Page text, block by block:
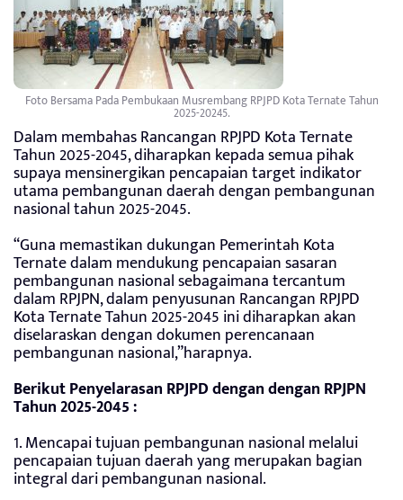
Foto Bersama Pada Pembukaan Musrembang RPJPD Kota Ternate Tahun
2025-20245.
Dalam membahas Rancangan RPJPD Kota Ternate
Tahun 2025-2045, diharapkan kepada semua pihak
supaya mensinergikan pencapaian target indikator
utama pembangunan daerah dengan pembangunan
nasional tahun 2025-2045.
“Guna memastikan dukungan Pemerintah Kota
Ternate dalam mendukung pencapaian sasaran
pembangunan nasional sebagaimana tercantum
dalam RPJPN, dalam penyusunan Rancangan RPJPD
Kota Ternate Tahun 2025-2045 ini diharapkan akan
diselaraskan dengan dokumen perencanaan
pembangunan nasional,”harapnya.
Berikut Penyelarasan RPJPD dengan dengan RPJPN
Tahun 2025-2045 :
1. Mencapai tujuan pembangunan nasional melalui
pencapaian tujuan daerah yang merupakan bagian
integral dari pembangunan nasional.